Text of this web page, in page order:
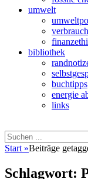
umwelt
bibliothek
buchtipps
energie
links
Suchen
Suchen
nach:
Start »Beiträge
Schlagwort: